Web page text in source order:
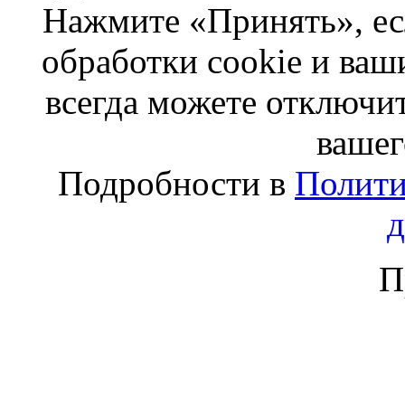
Нажмите «Принять»,
обработки cookie и
всегда можете
Подробности в